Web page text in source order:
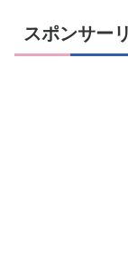
スポンサー